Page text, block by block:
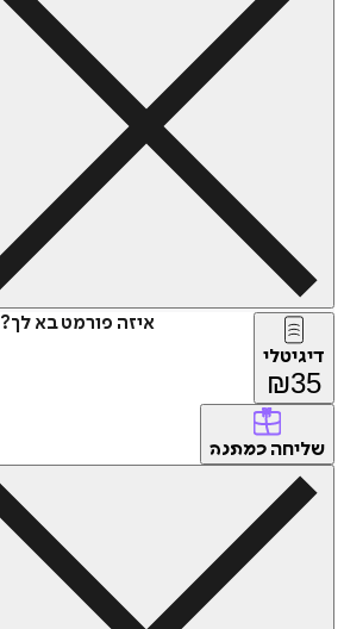
איזה פורמט בא לך?
דיגיטלי
₪35
שליחה כמתנה